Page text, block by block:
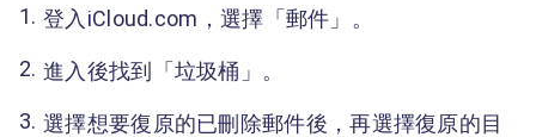
登入iCloud.com，選擇「郵件」。
進入後找到「垃圾桶」。
選擇想要復原的已刪除郵件後，再選擇復原的目